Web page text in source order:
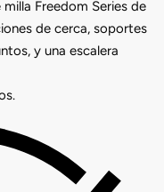
Freedom Series de
de cerca, soportes
y una escalera